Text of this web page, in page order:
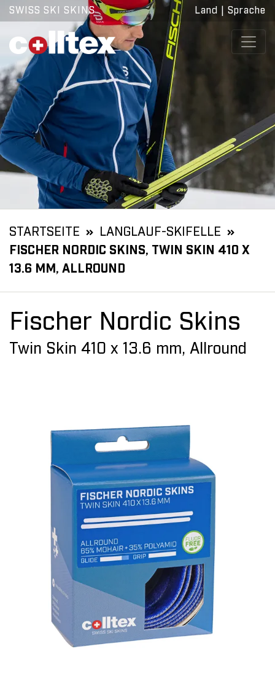
SWISS SKI SKINS Land Sprache
STARTSEITE
LANGLAUF-SKIFELLE
FISCHER NORDIC SKINS, TWIN SKIN 410 X
13.6 MM, ALLROUND
Fischer Nordic Skins
Twin Skin 410 x 13.6 mm, Allround